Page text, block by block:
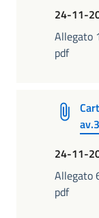
24-11-
Allegato
pdf
av.3
24-11-
Allegato
pdf